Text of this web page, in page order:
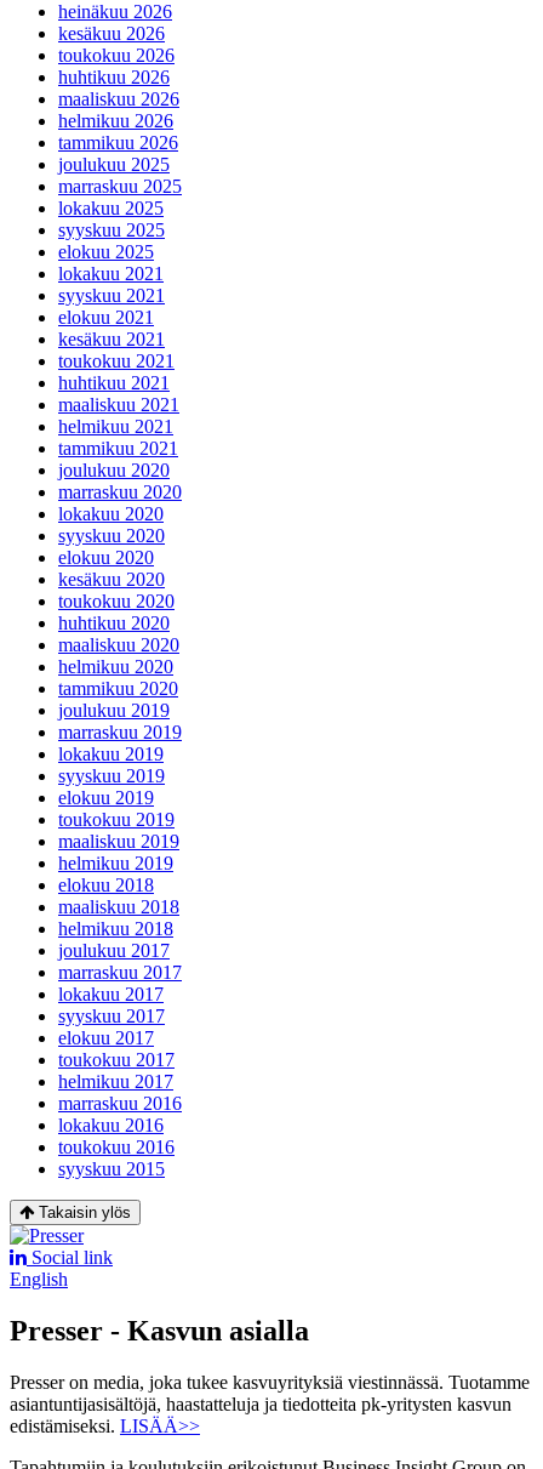
heinäkuu 2026
kesäkuu 2026
toukokuu 2026
huhtikuu 2026
maaliskuu 2026
helmikuu 2026
tammikuu 2026
joulukuu 2025
marraskuu 2025
lokakuu 2025
syyskuu 2025
elokuu 2025
lokakuu 2021
syyskuu 2021
elokuu 2021
kesäkuu 2021
toukokuu 2021
huhtikuu 2021
maaliskuu 2021
helmikuu 2021
tammikuu 2021
joulukuu 2020
marraskuu 2020
lokakuu 2020
syyskuu 2020
elokuu 2020
kesäkuu 2020
toukokuu 2020
huhtikuu 2020
maaliskuu 2020
helmikuu 2020
tammikuu 2020
joulukuu 2019
marraskuu 2019
lokakuu 2019
syyskuu 2019
elokuu 2019
toukokuu 2019
maaliskuu 2019
helmikuu 2019
elokuu 2018
maaliskuu 2018
helmikuu 2018
joulukuu 2017
marraskuu 2017
lokakuu 2017
syyskuu 2017
elokuu 2017
toukokuu 2017
helmikuu 2017
marraskuu 2016
lokakuu 2016
toukokuu 2016
syyskuu 2015
Takaisin ylös
Social link
English
Presser - Kasvun asialla
Presser on media, joka tukee kasvuyrityksiä viestinnässä. Tuotamme
asiantuntijasisältöjä, haastatteluja ja tiedotteita pk-yritysten kasvun
edistämiseksi. LISÄÄ>>